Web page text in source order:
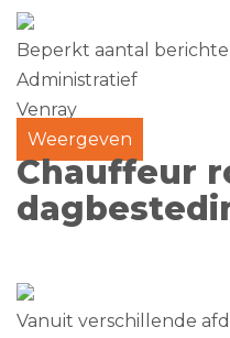
Beperkt aantal
Administratief
Venray
Weergeven
Chauffeur
Vanuit verschillende